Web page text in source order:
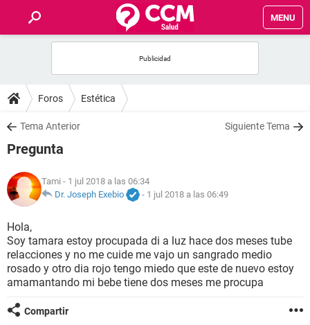
MENU
FOROS
SALUD
FAMILIA
NUTRICIÓN
BIENESTAR
SEXUALIDAD
GLOSARIO
Foros Estética
Tema Anterior Siguiente Tema
Pregunta
Tami - 1 jul 2018 a las 06:34
Dr. Joseph Exebio
- 1 jul 2018 a las 06:49
Hola,
Soy tamara estoy procupada di a luz hace dos meses tube
relacciones y no me cuide me vajo un sangrado medio
rosado y otro dia rojo tengo miedo que este de nuevo estoy
amamantando mi bebe tiene dos meses me procupa
Compartir